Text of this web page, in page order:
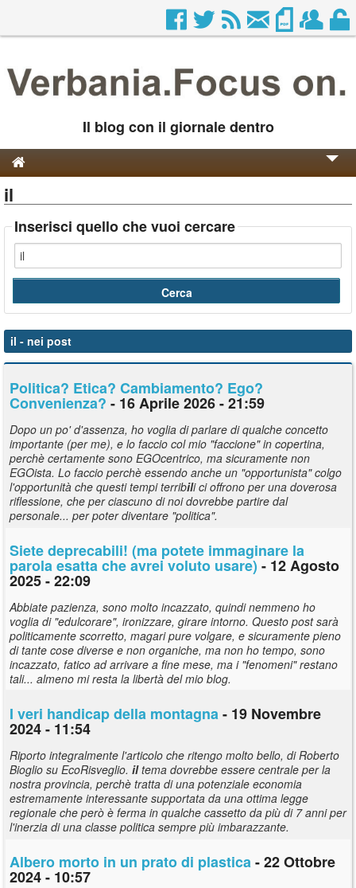
Il blog con il giornale dentro
Contatti
il
Inserisci quello che vuoi cercare
il - nei post
Politica? Etica? Cambiamento? Ego?
Convenienza? - 16 Aprile 2026 - 21:59
Dopo un po' d'assenza, ho voglia di parlare di qualche concetto
importante (per me), e lo faccio col mio "faccione" in copertina,
perchè certamente sono EGOcentrico, ma sicuramente non
EGOista. Lo faccio perchè essendo anche un "opportunista" colgo
l'opportunità che questi tempi terribili ci offrono per una doverosa
riflessione, che per ciascuno di noi dovrebbe partire dal
personale... per poter diventare "politica".
Siete deprecabili! (ma potete immaginare la
parola esatta che avrei voluto usare) - 12 Agosto
2025 - 22:09
Abbiate pazienza, sono molto incazzato, quindi nemmeno ho
voglia di "edulcorare", ironizzare, girare intorno. Questo post sarà
politicamente scorretto, magari pure volgare, e sicuramente pieno
di tante cose diverse e non organiche, ma non ho tempo, sono
incazzato, fatico ad arrivare a fine mese, ma i "fenomeni" restano
tali... almeno mi resta la libertà del mio blog.
I veri handicap della montagna- 19 Novembre
2024 - 11:54
Riporto integralmente l'articolo che ritengo molto bello, di Roberto
Bioglio su EcoRisveglio. iltema dovrebbe essere centrale per la
nostra provincia, perchè tratta di una potenziale economia
estremamente interessante supportata da una ottima legge
regionale che però è ferma in qualche cassetto da più di 7 anni per
l'inerzia di una classe politica sempre più imbarazzante.
Albero morto in un prato di plastica- 22 Ottobre
2024 - 10:57